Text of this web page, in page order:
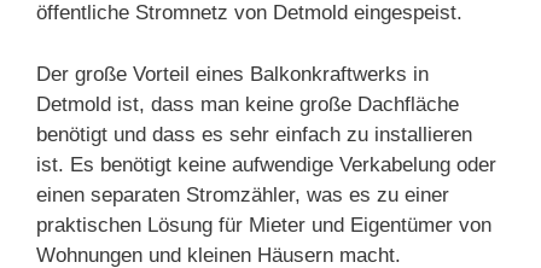
öffentliche Stromnetz von Detmold eingespeist.
Der große Vorteil eines Balkonkraftwerks in
Detmold ist, dass man keine große Dachfläche
benötigt und dass es sehr einfach zu installieren
ist. Es benötigt keine aufwendige Verkabelung oder
einen separaten Stromzähler, was es zu einer
praktischen Lösung für Mieter und Eigentümer von
Wohnungen und kleinen Häusern macht.